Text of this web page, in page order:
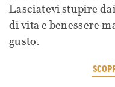
Lasciatevi stupire
di vita e benessere
gusto.